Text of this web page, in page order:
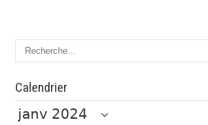
Calendrier